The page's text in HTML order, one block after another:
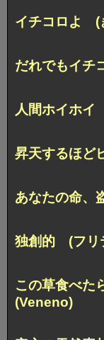
イチコロよ (
だれでもイ
人間ホイホ
昇天するほど
あなたの命、
独創的 (フリ
この草食べた
(Veneno)